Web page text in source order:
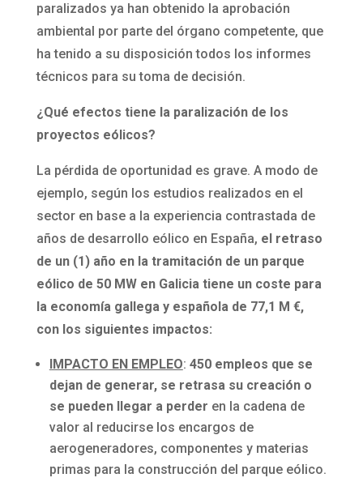
paralizados ya han obtenido la aprobación
ambiental por parte del órgano competente, que
ha tenido a su disposición todos los informes
técnicos para su toma de decisión.
¿Qué efectos tiene la paralización de los
proyectos eólicos?
La pérdida de oportunidad es grave. A modo de
ejemplo, según los estudios realizados en el
sector en base a la experiencia contrastada de
años de desarrollo eólico en España, el retraso
de un (1) año en la tramitación de un parque
eólico de 50 MW en Galicia tiene un coste para
la economía gallega y española de 77,1 M €,
con los siguientes impactos:
IMPACTO EN EMPLEO: 450 empleos que se
dejan de generar, se retrasa su creación o
se pueden llegar a perder en la cadena de
valor al reducirse los encargos de
aerogeneradores, componentes y materias
primas para la construcción del parque eólico.